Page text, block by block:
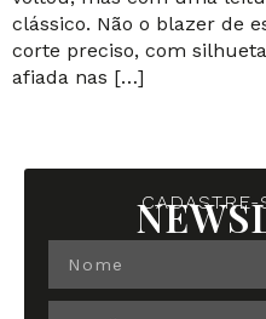
clássico. Não o blazer de
corte preciso, com
afiada nas […]